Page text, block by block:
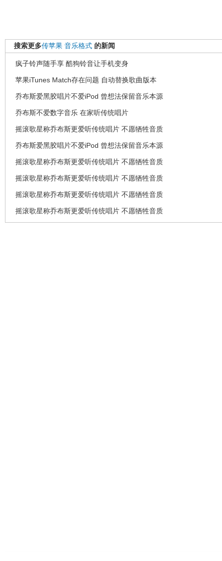
搜索更多传苹果 音乐格式 的新闻
疯子铃声随手享 酷狗铃音让手机变身
苹果iTunes Match存在问题 自动替换歌曲版本
乔布斯爱黑胶唱片不爱iPod 曾想法保留音乐本源
乔布斯不爱数字音乐 在家听传统唱片
摇滚歌星称乔布斯更爱听传统唱片 不愿牺牲音质
乔布斯爱黑胶唱片不爱iPod 曾想法保留音乐本源
摇滚歌星称乔布斯更爱听传统唱片 不愿牺牲音质
摇滚歌星称乔布斯更爱听传统唱片 不愿牺牲音质
摇滚歌星称乔布斯更爱听传统唱片 不愿牺牲音质
摇滚歌星称乔布斯更爱听传统唱片 不愿牺牲音质